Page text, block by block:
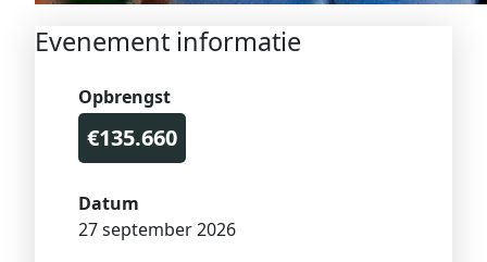
Evenement informatie
Opbrengst
€135.660
Datum
27 september 2026